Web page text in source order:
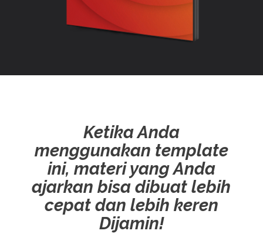
Ketika Anda
menggunakan template
ini, materi yang Anda
ajarkan bisa dibuat lebih
cepat dan lebih keren
Dijamin!